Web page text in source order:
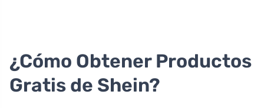
¿Cómo Obtener Productos
Gratis de Shein?